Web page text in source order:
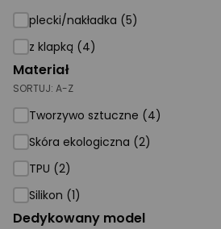
plecki/nakładka (5)
z klapką (4)
Materiał
SORTUJ: A-Z
Tworzywo sztuczne (4)
Skóra ekologiczna (2)
TPU (2)
Silikon (1)
Dedykowany model